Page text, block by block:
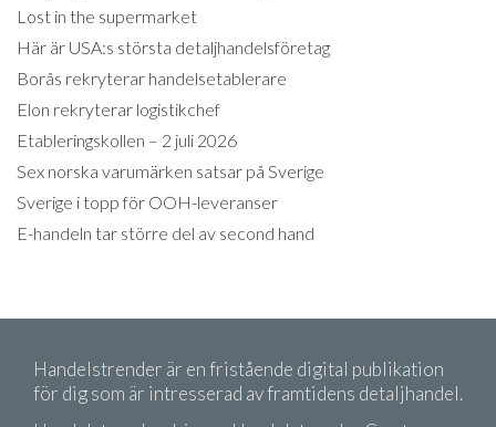
Lost in the supermarket
Här är USA:s största detaljhandelsföretag
Borås rekryterar handelsetablerare
Elon rekryterar logistikchef
Etableringskollen – 2 juli 2026
Sex norska varumärken satsar på Sverige
Sverige i topp för OOH-leveranser
E-handeln tar större del av second hand
Handelstrender är en fristående digital publikation
för dig som är intresserad av framtidens detaljhandel.